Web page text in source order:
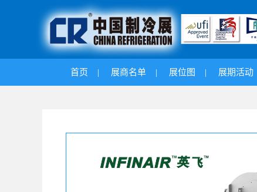
首页 | 展商名单 | 展位图 | 展期活动